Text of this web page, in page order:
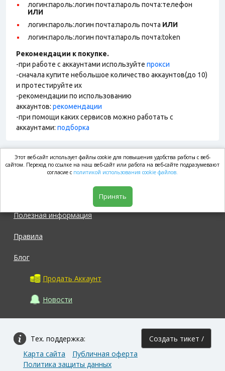
логин:пароль:логин почта:пароль почта:телефон
ИЛИ
логин:пароль:логин почта:пароль почта ИЛИ
логин:пароль:логин почта:пароль почта:token
Рекомендации к покупке.
-при работе с аккаунтами используйте прокси
-сначала купите небольшое количество аккаунтов(до 10)
и протестируйте их
-рекомендации по использованию
аккаунтов: рекомендации
-при помощи каких сервисов можно работать с
аккаунтами: подборка
market.com
Полезная информация
Правила
Блог
Продать Аккаунт
Новости
Тех. поддержка: Создать тикет /
Карта сайта
Публичная оферта
Политика защиты данных
Этот веб-сайт использует файлы cookie для повышения удобства работы с веб-
сайтом. Переход по ссылке на наш веб-сайт или работа на веб-сайте подразумевают
согласие с политикой использования cookie файлов.
Принять